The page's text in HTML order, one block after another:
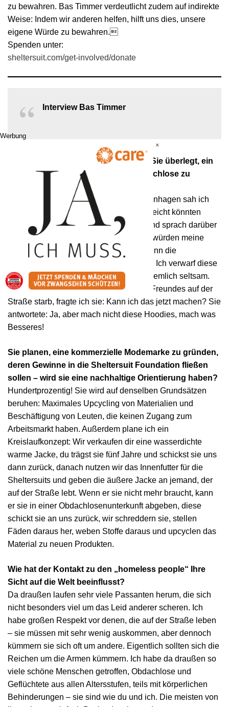
zu bewahren. Bas Timmer verdeutlicht zudem auf indirekte
Weise: Indem wir anderen helfen, hilft uns dies, unsere
eigene Würde zu bewahren.
Spenden unter:
sheltersuit.com/get-involved/donate
Interview Bas Timmer
Vor der Sheltersuit-Gründung hatten Sie überlegt, ein
paar Hoodies aus Ihrer Serie an Obdachlose zu
Ja, während meines Praktikums in Kopenhagen sah ich
dort einige Obdachlose. Ich dachte, vielleicht könnten
meine Hoodies sie ein wenig wärmen und sprach darüber
mit meiner Mutter. Sie meinte, die Leute würden meine
Hoodies vielleicht nicht mehr kaufen, wenn die
Obdachlosen das gleiche Modell tragen. Ich verwarf diese
Idee erstmal, fand ihren Einwand aber ziemlich seltsam.
Als zwei Jahre später der Vater meines Freundes auf der
Straße starb, fragte ich sie: Kann ich das jetzt machen? Sie
antwortete: Ja, aber mach nicht diese Hoodies, mach was
Besseres!
Sie planen, eine kommerzielle Modemarke zu gründen,
deren Gewinne in die Sheltersuit Foundation fließen
sollen – wird sie eine nachhaltige Orientierung haben?
Hundertprozentig! Sie wird auf denselben Grundsätzen
beruhen: Maximales Upcycling von Materialien und
Beschäftigung von Leuten, die keinen Zugang zum
Arbeitsmarkt haben. Außerdem plane ich ein
Kreislaufkonzept: Wir verkaufen dir eine wasserdichte
warme Jacke, du trägst sie fünf Jahre und schickst sie uns
dann zurück, danach nutzen wir das Innenfutter für die
Sheltersuits und geben die äußere Jacke an jemand, der
auf der Straße lebt. Wenn er sie nicht mehr braucht, kann
er sie in einer Obdachlosenunterkunft abgeben, diese
schickt sie an uns zurück, wir schreddern sie, stellen
Fäden daraus her, weben Stoffe daraus und upcyclen das
Material zu neuen Produkten.
Wie hat der Kontakt zu den „homeless people“ Ihre
Sicht auf die Welt beeinflusst?
Da draußen laufen sehr viele Passanten herum, die sich
nicht besonders viel um das Leid anderer scheren. Ich
habe großen Respekt vor denen, die auf der Straße leben
– sie müssen mit sehr wenig auskommen, aber dennoch
kümmern sie sich oft um andere. Eigentlich sollten sich die
Reichen um die Armen kümmern. Ich habe da draußen so
viele schöne Menschen getroffen, Obdachlose und
Geflüchtete aus allen Altersstufen, teils mit körperlichen
Behinderungen – sie sind wie du und ich. Die meisten von
Werbung
×